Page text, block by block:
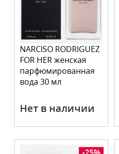
NARCISO RODRIGUEZ
FOR HER женская
парфюмированная
вода 30 мл
Нет в наличии